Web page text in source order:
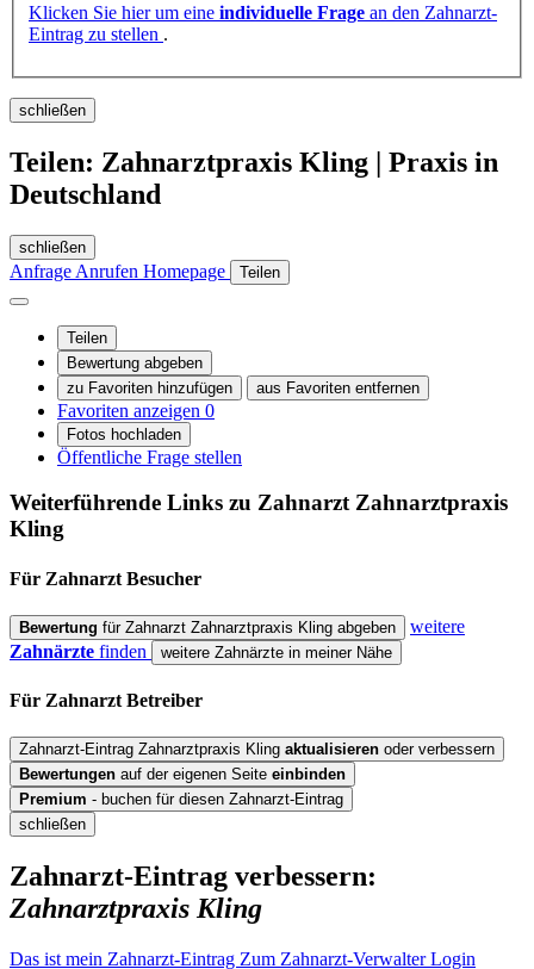
Klicken Sie hier um eine individuelle Frage an den Zahnarzt-
Eintrag zu stellen .
schließen
Teilen: Zahnarztpraxis Kling | Praxis in
Deutschland
schließen
Anfrage Anrufen Homepage Teilen
Teilen
Bewertung abgeben
zu Favoriten hinzufügen
aus Favoriten entfernen
Favoriten anzeigen 0
Fotos hochladen
Öffentliche Frage stellen
Weiterführende Links zu ZahnarztZahnarztpraxis
Kling
Für Zahnarzt Besucher
Bewertung für Zahnarzt Zahnarztpraxis Kling abgeben
weitere
Zahnärzte finden weitere Zahnärzte in meiner Nähe
Für Zahnarzt Betreiber
Zahnarzt-Eintrag Zahnarztpraxis Kling aktualisieren oder verbessern
Bewertungen auf der eigenen Seite einbinden
Premium - buchen für diesen Zahnarzt-Eintrag
schließen
Zahnarzt-Eintrag verbessern:
Zahnarztpraxis Kling
Das ist mein Zahnarzt-Eintrag Zum Zahnarzt-Verwalter Login